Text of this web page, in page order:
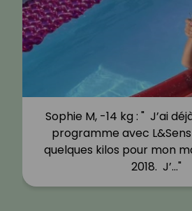
Sophie M, -14 kg : " J’ai
programme avec
quelques kilos pour mon
2018. J’…"